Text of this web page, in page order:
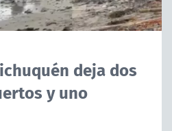
deja dos
y uno